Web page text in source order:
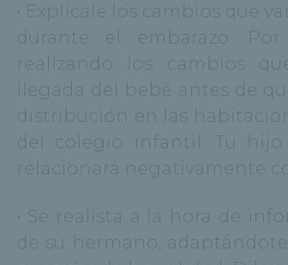
• Explícale los cambios que
durante el embarazo.
realizando los cambios
llegada del bebé antes de
distribución en las
del colegio infantil. Tu
relacionará negativamente
• Sé realista a la hora de
de su hermano,